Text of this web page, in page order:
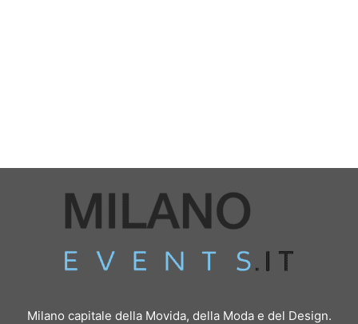
Milano capitale della Movida, della Moda e del Design.